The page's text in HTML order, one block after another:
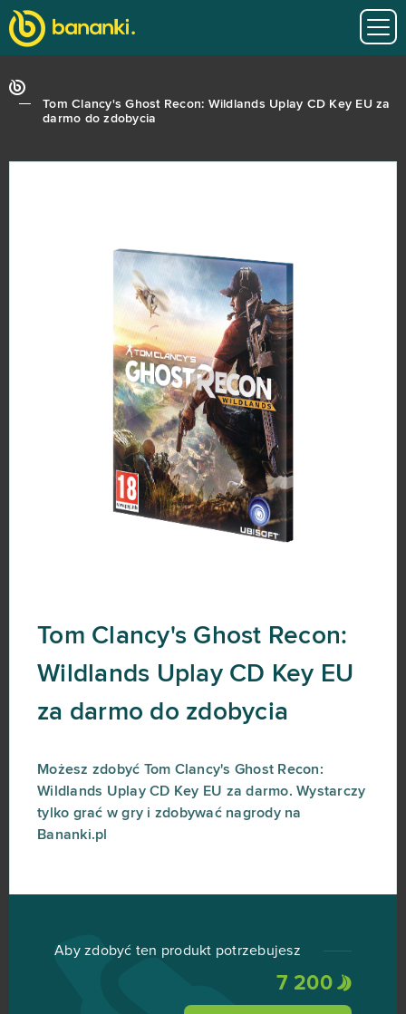
Tom Clancy's Ghost Recon: Wildlands Uplay CD Key EU za
darmo do zdobycia
Tom Clancy's Ghost Recon:
Wildlands Uplay CD Key EU
za darmo do zdobycia
Możesz zdobyć Tom Clancy's Ghost Recon:
Wildlands Uplay CD Key EU za darmo. Wystarczy
tylko grać w gry i zdobywać nagrody na
Bananki.pl
Aby zdobyć ten produkt potrzebujesz
7 200